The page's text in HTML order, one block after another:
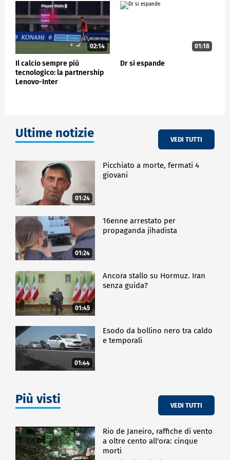
02:14
Il calcio sempre più
tecnologico: la partnership
Lenovo-Inter
01:18
Dr si espande
Ultime notizie VEDI TUTTI
01:24
Picchiato a morte, fermati 4
giovani
01:24
16enne arrestato per
propaganda jihadista
01:45
Ancora stallo su Hormuz. Iran
senza guida?
01:44
Esodo da bollino nero tra caldo
e temporali
Più visti VEDI TUTTI
Rio de Janeiro, raffiche di vento
a oltre cento all'ora: cinque
morti